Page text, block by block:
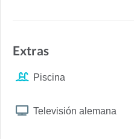
Extras
Piscina
Televisión alemana